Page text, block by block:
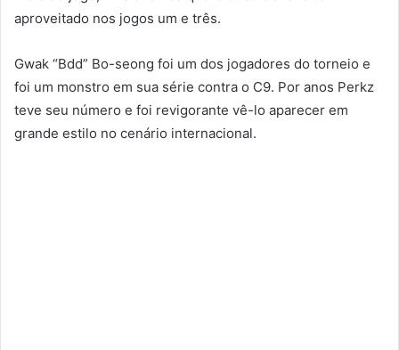
aproveitado nos jogos um e três.
Gwak “Bdd” Bo-seong foi um dos jogadores do torneio e
foi um monstro em sua série contra o C9. Por anos Perkz
teve seu número e foi revigorante vê-lo aparecer em
grande estilo no cenário internacional.